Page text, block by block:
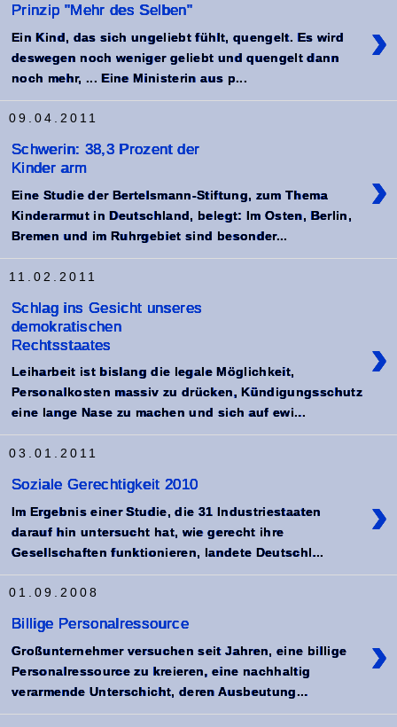
Prinzip "Mehr des Selben"
›
Ein Kind, das sich ungeliebt fühlt, quengelt. Es wird
deswegen noch weniger geliebt und quengelt dann
noch mehr, ... Eine Ministerin aus p...
09.04.2011
Schwerin: 38,3 Prozent der
Kinder arm
›
Eine Studie der Bertelsmann-Stiftung, zum Thema
Kinderarmut in Deutschland, belegt: Im Osten, Berlin,
Bremen und im Ruhrgebiet sind besonder...
11.02.2011
Schlag ins Gesicht unseres
demokratischen
Rechtsstaates
›
Leiharbeit ist bislang die legale Möglichkeit,
Personalkosten massiv zu drücken, Kündigungsschutz
eine lange Nase zu machen und sich auf ewi...
03.01.2011
Soziale Gerechtigkeit 2010
›
Im Ergebnis einer Studie, die 31 Industriestaaten
darauf hin untersucht hat, wie gerecht ihre
Gesellschaften funktionieren, landete Deutschl...
01.09.2008
Billige Personalressource
›
Großunternehmer versuchen seit Jahren, eine billige
Personalressource zu kreieren, eine nachhaltig
verarmende Unterschicht, deren Ausbeutung...